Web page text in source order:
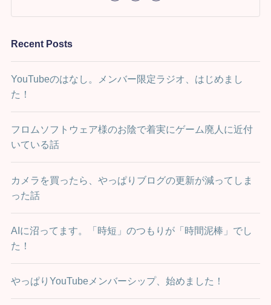
Recent Posts
YouTubeのはなし。メンバー限定ラジオ、はじめまし
た！
フロムソフトウェア様のお陰で着実にゲーム廃人に近付
いている話
カメラを買ったら、やっぱりブログの更新が減ってしま
った話
AIに沼ってます。「時短」のつもりが「時間泥棒」でし
た！
やっぱりYouTubeメンバーシップ、始めました！